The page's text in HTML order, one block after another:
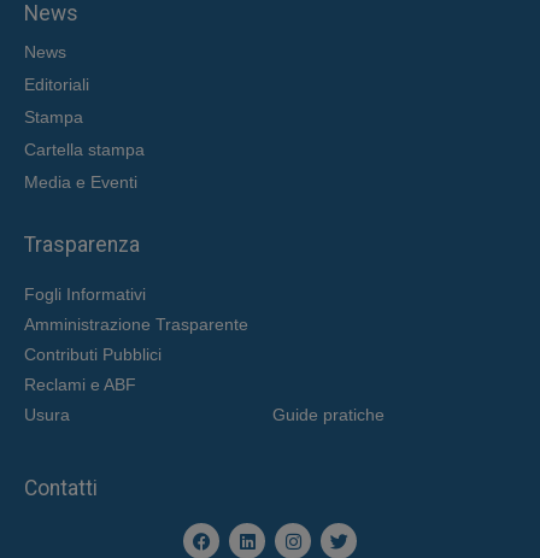
News
News
Editoriali
Stampa
Cartella stampa
Media e Eventi
Trasparenza
Fogli Informativi
Amministrazione Trasparente
Contributi Pubblici
Reclami e ABF
Usura
Guide pratiche
Contatti